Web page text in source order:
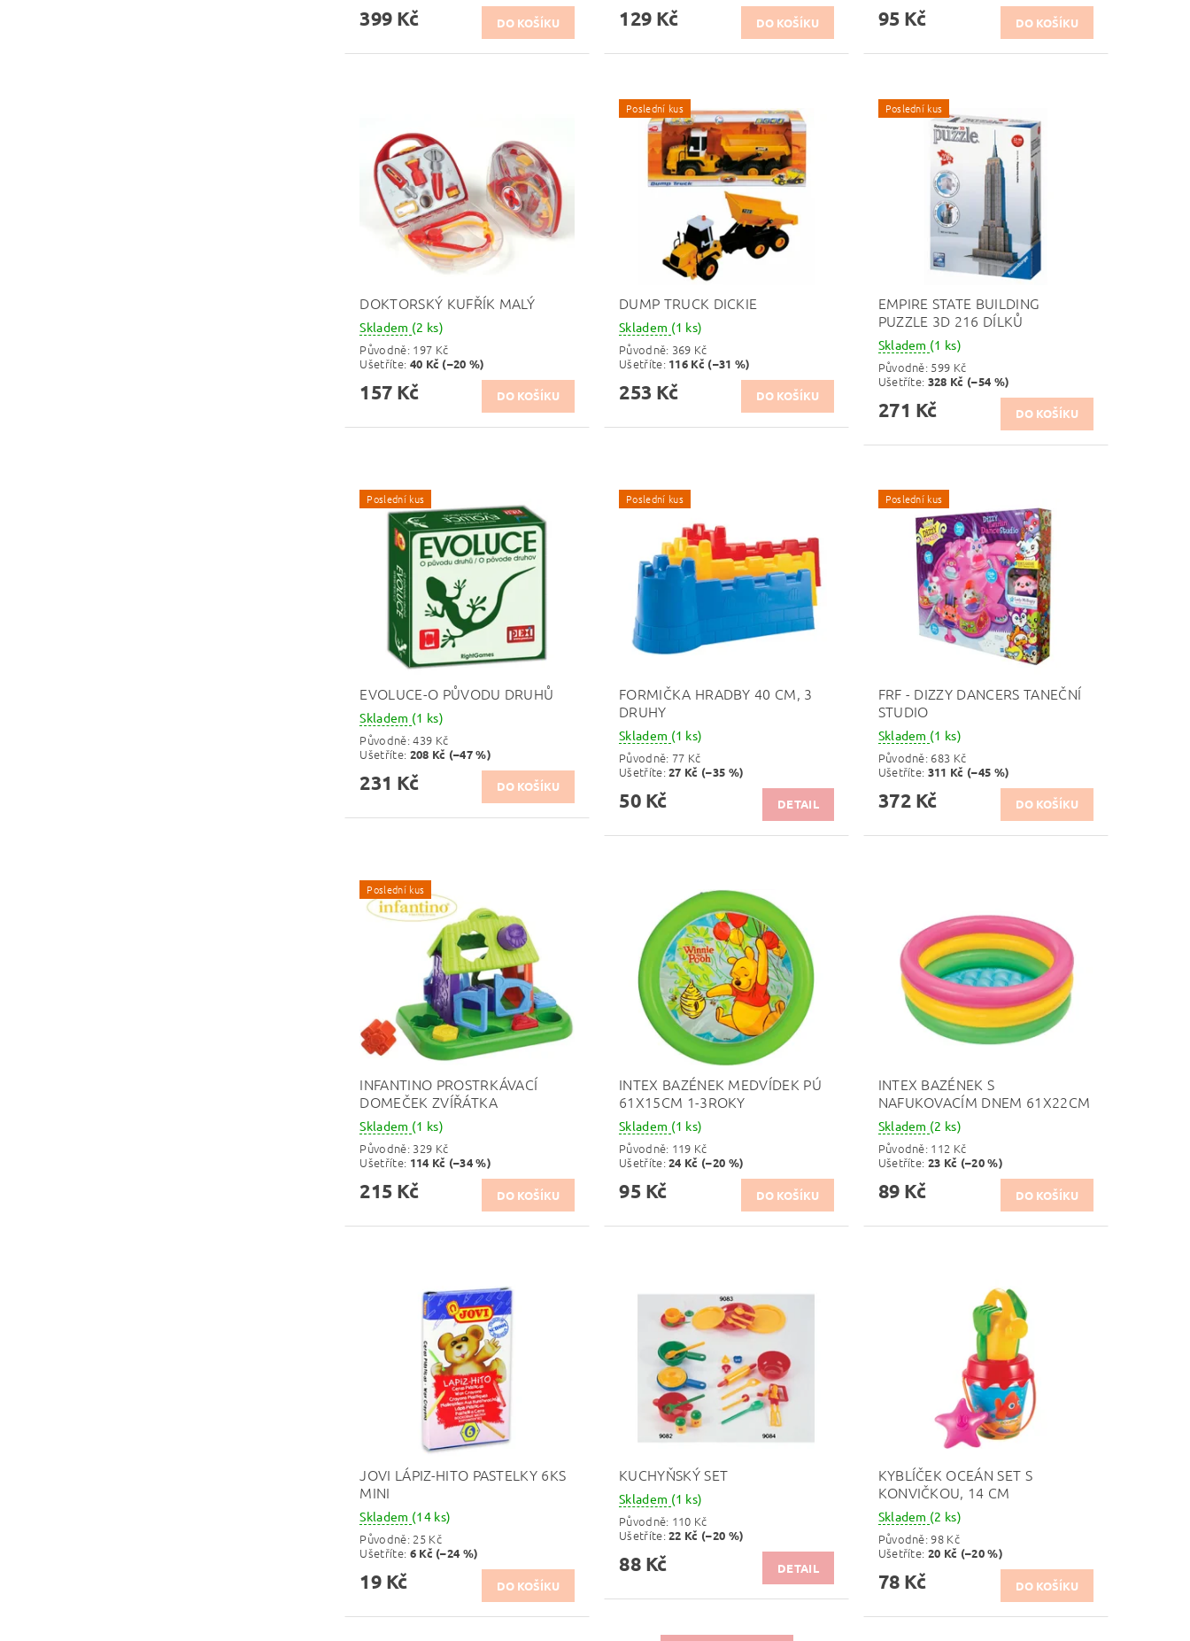
399 Kč 129 Kč 95 Kč
DOKTORSKÝ KUFŘÍK MALÝ
Skladem (2 ks)
Původně: 197 Kč
Ušetříte: 40 Kč (–20 %)
157 Kč
Poslední kus
DUMP TRUCK DICKIE
Skladem (1 ks)
Původně: 369 Kč
Ušetříte: 116 Kč (–31 %)
253 Kč
Poslední kus
EMPIRE STATE BUILDING
PUZZLE 3D 216 DÍLKŮ
Skladem (1 ks)
Původně: 599 Kč
Ušetříte: 328 Kč (–54 %)
271 Kč
Poslední kus
EVOLUCE-O PŮVODU DRUHŮ
Skladem (1 ks)
Původně:439 Kč
Ušetříte: 208 Kč (–47 %)
231 Kč
Poslední kus
FORMIČKA HRADBY 40 CM, 3
DRUHY
Skladem (1 ks)
Původně: 77 Kč
Ušetříte:27 Kč (–35 %)
50 Kč DETAIL
Poslední kus
FRF - DIZZY DANCERS TANEČNÍ
STUDIO
Skladem (1 ks)
Původně: 683 Kč
Ušetříte: 311 Kč (–45 %)
372 Kč
Poslední kus
INFANTINO PROSTRKÁVACÍ
DOMEČEK ZVÍŘÁTKA
Skladem (1 ks)
Původně: 329 Kč
Ušetříte: 114 Kč (–34 %)
215 Kč
INTEX BAZÉNEK MEDVÍDEK PÚ
61X15CM 1-3ROKY
Skladem (1 ks)
Původně: 119 Kč
Ušetříte:24 Kč (–20 %)
95 Kč
INTEX BAZÉNEK S
NAFUKOVACÍM DNEM 61X22CM
Skladem (2 ks)
Původně: 112 Kč
Ušetříte: 23 Kč (–20 %)
89 Kč
JOVI LÁPIZ-HITO PASTELKY 6KS
MINI
Skladem (14 ks)
Původně: 25 Kč
Ušetříte: 6 Kč (–24 %)
19 Kč
KUCHYŇSKÝ SET
Skladem (1 ks)
Původně: 110 Kč
Ušetříte:22 Kč (–20 %)
88 Kč DETAIL
KYBLÍČEK OCEÁN SET S
KONVIČKOU, 14 CM
Skladem (2 ks)
Původně:98 Kč
Ušetříte: 20 Kč (–20 %)
78 Kč